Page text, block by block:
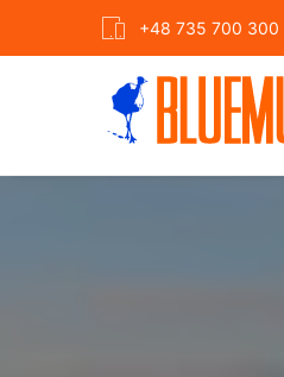
+48 735 700 300